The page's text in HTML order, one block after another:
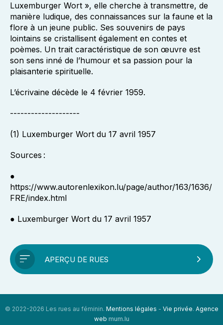
Luxemburger Wort », elle cherche à transmettre, de
manière ludique, des connaissances sur la faune et la
flore à un jeune public. Ses souvenirs de pays
lointains se cristallisent également en contes et
poèmes. Un trait caractéristique de son œuvre est
son sens inné de l’humour et sa passion pour la
plaisanterie spirituelle.
L’écrivaine décède le 4 février 1959.
--------------------
(1) Luxemburger Wort du 17 avril 1957
Sources :
●
https://www.autorenlexikon.lu/page/author/163/1636/
FRE/index.html
● Luxemburger Wort du 17 avril 1957
APERÇU DE RUES
© 2022-2026 Les rues au féminin. Mentions légales - Vie privée. Agence
web mum.lu